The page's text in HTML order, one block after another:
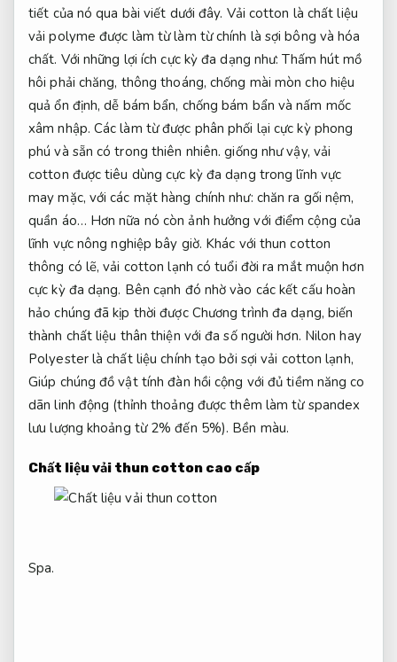
tiết của nó qua bài viết dưới đây. Vải cotton là chất liệu
vải polyme được làm từ làm từ chính là sợi bông và hóa
chất. Với những lợi ích cực kỳ đa dạng như: Thấm hút mồ
hôi phải chăng, thông thoáng, chống mài mòn cho hiệu
quả ổn định, dễ bám bẩn, chống bám bẩn và nấm mốc
xâm nhập. Các làm từ được phân phối lại cực kỳ phong
phú và sẵn có trong thiên nhiên. giống như vậy, vải
cotton được tiêu dùng cực kỳ đa dạng trong lĩnh vực
may mặc, với các mặt hàng chính như: chăn ra gối nệm,
quần áo… Hơn nữa nó còn ảnh hưởng với điểm cộng của
lĩnh vực nông nghiệp bây giờ. Khác với thun cotton
thông có lẽ, vải cotton lạnh có tuổi đời ra mắt muộn hơn
cực kỳ đa dạng. Bên cạnh đó nhờ vào các kết cấu hoàn
hảo chúng đã kịp thời được Chương trình đa dạng, biến
thành chất liệu thân thiện với đa số người hơn. Nilon hay
Polyester là chất liệu chính tạo bởi sợi vải cotton lạnh,
Giúp chúng đồ vật tính đàn hồi cộng với đủ tiềm năng co
dãn linh động (thỉnh thoảng được thêm làm từ spandex
lưu lượng khoảng từ 2% đến 5%). Bền màu.
Chất liệu vải thun cotton cao cấp
Spa.